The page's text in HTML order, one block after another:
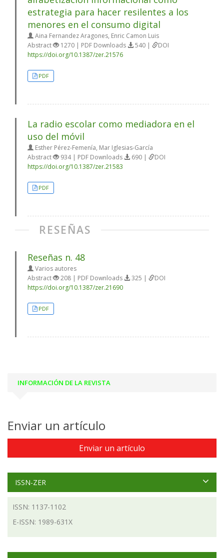
estrategia para hacer resilentes a los
menores en el consumo digital
Aina Fernandez Aragones, Enric Camon Luis
Abstract
1270 | PDF Downloads 540 |
DOI
https://doi.org/10.1387/zer.21576
PDF
La radio escolar como mediadora en el
uso del móvil
Esther Pérez-Femenía, Mar Iglesias-García
Abstract
934 | PDF Downloads 690 |
DOI
https://doi.org/10.1387/zer.21583
PDF
RESEÑAS
Reseñas n. 48
Varios autores
Abstract
208 | PDF Downloads 325 |
DOI
https://doi.org/10.1387/zer.21690
PDF
INFORMACIÓN DE LA REVISTA
Enviar un artículo
Enviar un artículo
ISSN-ZER
ISSN: 1137-1102
E-ISSN: 1989-631X